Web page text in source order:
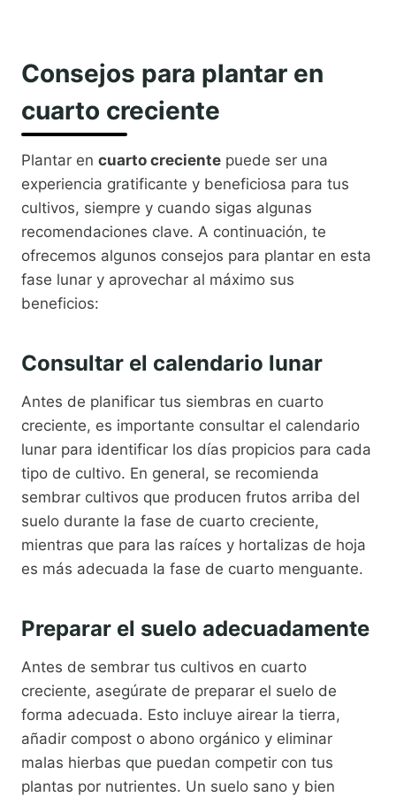
Consejos para plantar en
cuarto creciente
Plantar en cuarto creciente puede ser una
experiencia gratificante y beneficiosa para tus
cultivos, siempre y cuando sigas algunas
recomendaciones clave. A continuación, te
ofrecemos algunos consejos para plantar en esta
fase lunar y aprovechar al máximo sus
beneficios:
Consultar el calendario lunar
Antes de planificar tus siembras en cuarto
creciente, es importante consultar el calendario
lunar para identificar los días propicios para cada
tipo de cultivo. En general, se recomienda
sembrar cultivos que producen frutos arriba del
suelo durante la fase de cuarto creciente,
mientras que para las raíces y hortalizas de hoja
es más adecuada la fase de cuarto menguante.
Preparar el suelo adecuadamente
Antes de sembrar tus cultivos en cuarto
creciente, asegúrate de preparar el suelo de
forma adecuada. Esto incluye airear la tierra,
añadir compost o abono orgánico y eliminar
malas hierbas que puedan competir con tus
plantas por nutrientes. Un suelo sano y bien